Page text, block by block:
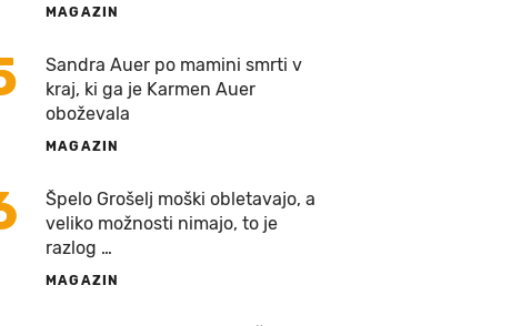
MAGAZIN
Sandra Auer po mamini smrti v
kraj, ki ga je Karmen Auer
oboževala
MAGAZIN
Špelo Grošelj moški obletavajo, a
veliko možnosti nimajo, to je
razlog …
MAGAZIN